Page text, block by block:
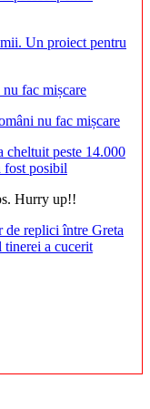
Un proiect pentru
nu fac mișcare
cheltuit peste 14.000
fost posibil
Hurry up!!
de replici între Greta
tinerei a cucerit